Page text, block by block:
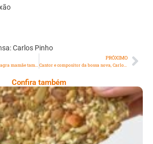
Carlos Pinho
Armadilha fotográfica flagra mamãe tamanduá-mirim e seu filhote em trilha do Parque Estadual da Serra da Tiririca, em Niterói
PRÓXIMO
Cantor e compositor da bossa nova, Carlos Lyra, morre aos 90 anos
Confira também
Cracker De Sementes